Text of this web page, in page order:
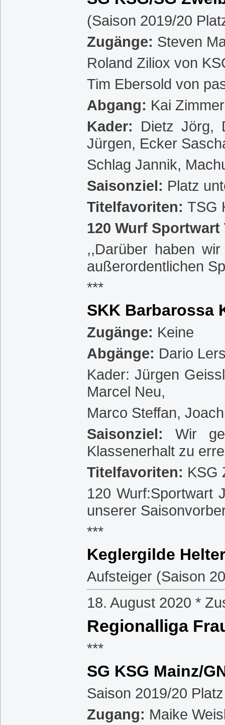
(Saison 2019/20
Zugänge: Steven
Roland Ziliox von
Tim Ebersold von
Abgang: Kai
Kader: Dietz Jörg,
Jürgen, Ecker
Schlag Jannik,
Saisonziel: Platz
Titelfavoriten: TSG
120 Wurf
,,Darüber haben
außerordentlichen
***
SKK Barbarossa
Zugänge: Keine
Abgänge: Dario
Kader: Jürgen
Marcel Neu,
Marco Steffan,
Saisonziel: Wir
Klassenerhalt zu
Titelfavoriten: KSG
120 Wurf:Sportwart
unserer
***
Keglergilde
Aufsteiger (Saison
18. August 2020 *
Regionalliga
***
SG KSG Mainz/
Saison 2019/20
Zugang: Maike